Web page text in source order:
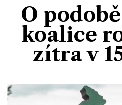
Prostějov
Přerov
Krimi
Politika
Ekonomika
Kultura
Společnost
Kultura
Hudba
Divadlo
Výstavy
Společnost
Sport
Hokej
Ankety
O
koalice
zítra v